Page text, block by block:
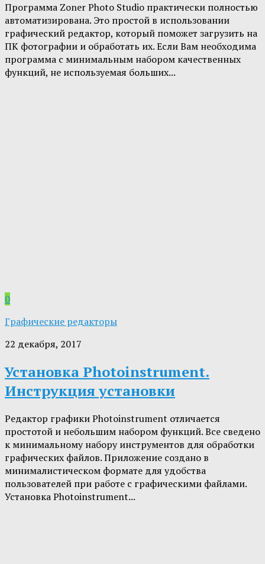
Программа Zoner Photo Studio практически полностью
автоматизирована. Это простой в использовании
графический редактор, который поможет загрузить на
ПК фотографии и обработать их. Если Вам необходима
программа с минимальным набором качественных
функций, не используемая больших...
0
Графические редакторы
22 декабря, 2017
Установка Photoinstrument.
Инструкция установки
Редактор графики Photoinstrument отличается
простотой и небольшим набором функций. Все сведено
к минимальному набору инструментов для обработки
графических файлов. Приложение создано в
минималистическом формате для удобства
пользователей при работе с графическими файлами.
Установка Photoinstrument...